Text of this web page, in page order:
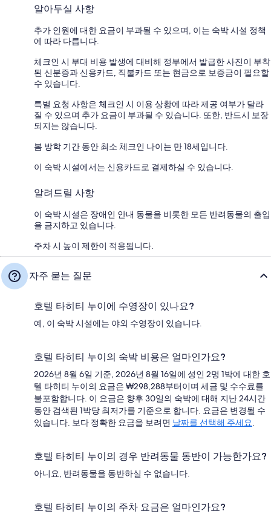
알아두실 사항
추가 인원에 대한 요금이 부과될 수 있으며, 이는 숙박 시설 정책
에 따라 다릅니다.
체크인 시 부대 비용 발생에 대비해 정부에서 발급한 사진이 부착
된 신분증과 신용카드, 직불카드 또는 현금으로 보증금이 필요할
수 있습니다.
특별 요청 사항은 체크인 시 이용 상황에 따라 제공 여부가 달라
질 수 있으며 추가 요금이 부과될 수 있습니다. 또한, 반드시 보장
되지는 않습니다.
봄 방학 기간 동안 최소 체크인 나이는 만 18세입니다.
이 숙박 시설에서는 신용카드로 결제하실 수 있습니다.
알려드릴 사항
이 숙박 시설은 장애인 안내 동물을 비롯한 모든 반려동물의 출입
을 금지하고 있습니다.
주차 시 높이 제한이 적용됩니다.
자주 묻는 질문
호텔 타히티 누이에 수영장이 있나요?
예, 이 숙박 시설에는 야외 수영장이 있습니다.
호텔 타히티 누이의 숙박 비용은 얼마인가요?
2026년 8월 6일 기준, 2026년 8월 16일에 성인 2명 1박에 대한 호
텔 타히티 누이의 요금은 ₩298,288부터이며 세금 및 수수료를
불포함합니다. 이 요금은 향후 30일의 숙박에 대해 지난 24시간
동안 검색된 1박당 최저가를 기준으로 합니다. 요금은 변경될 수
있습니다. 보다 정확한 요금을 보려면 날짜를 선택해 주세요
호텔 타히티 누이의 경우 반려동물 동반이 가능한가요?
아니요, 반려동물을 동반하실 수 없습니다.
호텔 타히티 누이의 주차 요금은 얼마인가요?